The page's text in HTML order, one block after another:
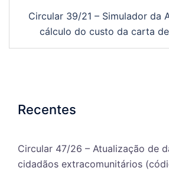
Circular 39/21 – Simulador da
cálculo do custo da carta
Recentes
Circular 47/26 – Atualização de
cidadãos extracomunitários